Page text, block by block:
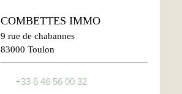
COMBETTES IMMO
9 rue de chabannes
83000 Toulon
+33 6 46 56 00 32